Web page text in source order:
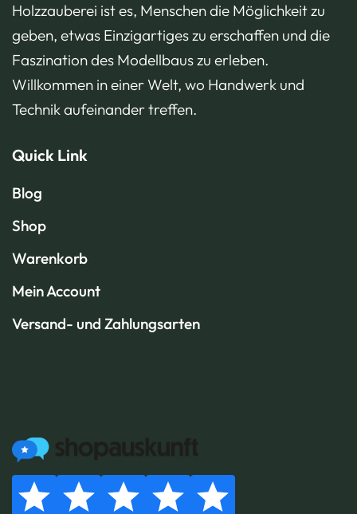
Holzzauberei ist es, Menschen die Möglichkeit zu
geben, etwas Einzigartiges zu erschaffen und die
Faszination des Modellbaus zu erleben.
Willkommen in einer Welt, wo Handwerk und
Technik aufeinander treffen.
Quick Link
Blog
Shop
Warenkorb
Mein Account
Versand- und Zahlungsarten